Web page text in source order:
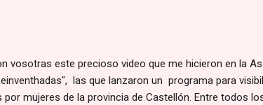
vosotras este precioso video que me hicieron en la
las que lanzaron un programa para
mujeres de la provincia de Castellón. Entre todos